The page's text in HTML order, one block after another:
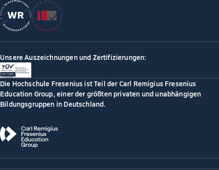
Unsere Auszeichnungen und Zertifizierungen:
Die Hochschule Fresenius ist Teil der Carl Remigius Fresenius
Education Group, einer der größten privaten und unabhängigen
Bildungsgruppen in Deutschland.